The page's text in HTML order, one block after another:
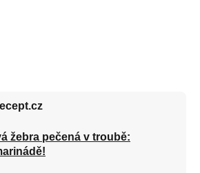
žebra pečená v troubě: